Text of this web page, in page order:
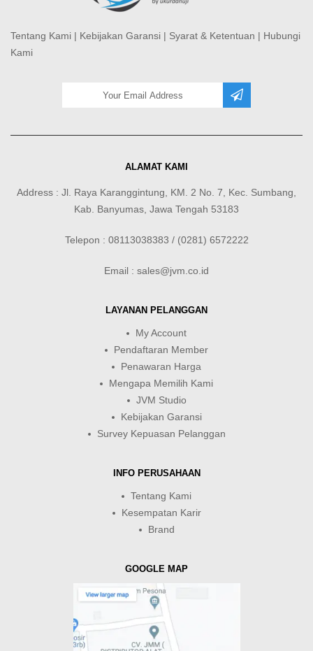
Tentang Kami | Kebijakan Garansi | Syarat & Ketentuan | Hubungi
Kami
ALAMAT KAMI
Address : Jl. Raya Karanggintung, KM. 2 No. 7, Kec. Sumbang,
Kab. Banyumas, Jawa Tengah 53183
Telepon : 08113038383 / (0281) 6572222
Email : sales@jvm.co.id
LAYANAN PELANGGAN
My Account
Pendaftaran Member
Penawaran Harga
Mengapa Memilih Kami
JVM Studio
Kebijakan Garansi
Survey Kepuasan Pelanggan
INFO PERUSAHAAN
Tentang Kami
Kesempatan Karir
Brand
GOOGLE MAP